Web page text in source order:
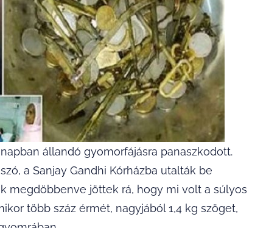
állandó gyomorfájásra panaszkodott.
a Sanjay Gandhi Kórházba utalták be
megdöbbenve jöttek rá, hogy mi volt a súlyos
több száz érmét, nagyjából 1,4 kg szöget,